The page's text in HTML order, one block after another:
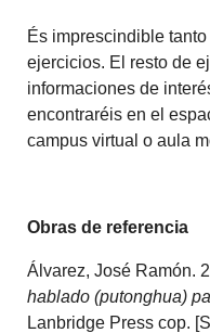
És imprescindible
ejercicios. El resto de
informaciones de
encontraréis en el
campus virtual o aula
Obras de referencia
Álvarez, José Ramón.
hablado (putonghua)
Lanbridge Press cop.